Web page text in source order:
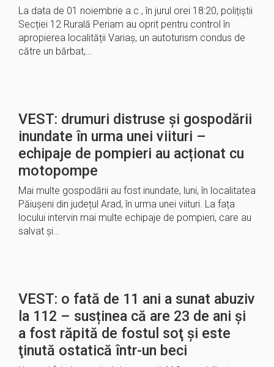
La data de 01 noiembrie a.c., în jurul orei 18:20, polițiștii
Secției 12 Rurală Periam au oprit pentru control în
apropierea localității Variaș, un autoturism condus de
către un bărbat,…
VEST: drumuri distruse și gospodării
inundate în urma unei viituri –
echipaje de pompieri au acționat cu
motopompe
Mai multe gospodării au fost inundate, luni, în localitatea
Păiuşeni din județul Arad, în urma unei viituri. La fața
locului intervin mai multe echipaje de pompieri, care au
salvat şi…
VEST: o fată de 11 ani a sunat abuziv
la 112 – susținea că are 23 de ani și
a fost răpită de fostul soţ şi este
ţinută ostatică într-un beci